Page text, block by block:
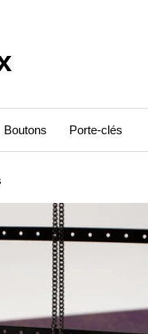
Boutons Porte-clés